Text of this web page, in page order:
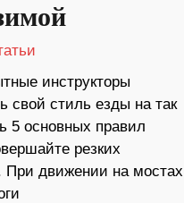
инструкторы
свой стиль езды на так
5 основных правил
резких
При движении на мостах